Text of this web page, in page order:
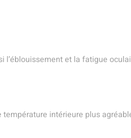
et la fatigue
intérieure plus